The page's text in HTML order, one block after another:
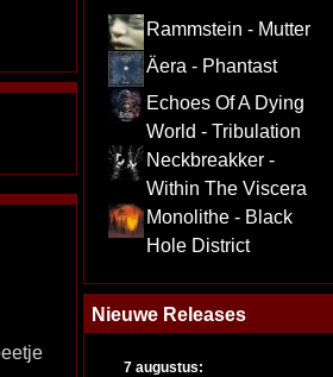
Rammstein - Mutter
Äera - Phantast
Echoes Of A Dying
World - Tribulation
Neckbreakker -
Within The Viscera
Monolithe - Black
Hole District
Nieuwe Releases
7 augustus: